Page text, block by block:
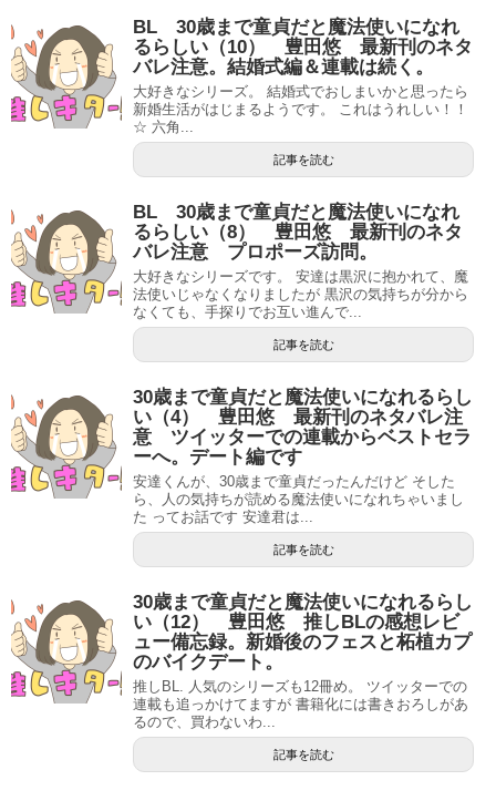
BL 30歳まで童貞だと魔法使いになれ
るらしい（10） 豊田悠 最新刊のネタ
バレ注意。結婚式編＆連載は続く。
大好きなシリーズ。 結婚式でおしまいかと思ったら
新婚生活がはじまるようです。 これはうれしい！！
☆ 六角...
記事を読む
BL 30歳まで童貞だと魔法使いになれ
るらしい（8） 豊田悠 最新刊のネタ
バレ注意 プロポーズ訪問。
大好きなシリーズです。 安達は黒沢に抱かれて、魔
法使いじゃなくなりましたが 黒沢の気持ちが分から
なくても、手探りでお互い進んで...
記事を読む
30歳まで童貞だと魔法使いになれるらし
い（4） 豊田悠 最新刊のネタバレ注
意 ツイッターでの連載からベストセラ
ーへ。デート編です
安達くんが、30歳まで童貞だったんだけど そした
ら、人の気持ちが読める魔法使いになれちゃいまし
た ってお話です 安達君は...
記事を読む
30歳まで童貞だと魔法使いになれるらし
い（12） 豊田悠 推しBLの感想レビ
ュー備忘録。新婚後のフェスと柘植カプ
のバイクデート。
推しBL. 人気のシリーズも12冊め。 ツイッターでの
連載も追っかけてますが 書籍化には書きおろしがあ
るので、買わないわ...
記事を読む